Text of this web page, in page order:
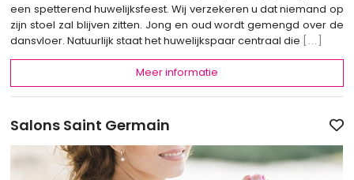
een spetterend huwelijksfeest. Wij verzekeren u dat niemand op
zijn stoel zal blijven zitten. Jong en oud wordt gemengd over de
dansvloer. Natuurlijk staat het huwelijkspaar centraal die [...]
Meer informatie
Salons Saint Germain